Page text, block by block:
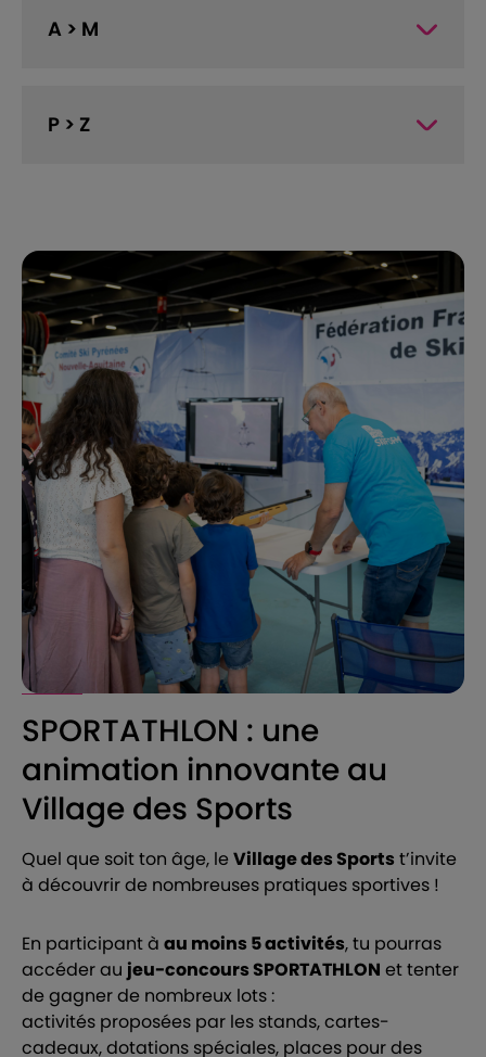
A > M
P > Z
SPORTATHLON : une
animation innovante au
Village des Sports
Quel que soit ton âge, leVillage des Sports t’invite
à découvrir de nombreuses pratiques sportives !
En participant à au moins 5 activités, tu pourras
accéder au jeu-concours SPORTATHLON et tenter
de gagner de nombreux lots :
activités proposées par les stands, cartes-
cadeaux, dotations spéciales, places pour des